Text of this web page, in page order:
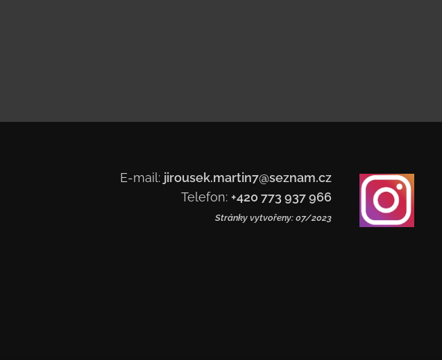
E-mail: jirousek.martin7@seznam.cz
Telefon: +420 773 937 966
Stránky vytvořeny: 07/2023